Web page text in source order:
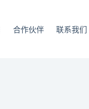
合作伙伴 联系我们